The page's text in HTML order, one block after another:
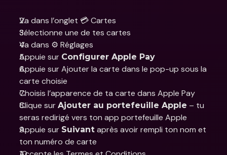
Va dans l’onglet 💳 Cartes
Sélectionne une de tes cartes
Va dans ⚙️ Réglages
Appuie sur Configurer Apple Pay
Appuie sur Ajouter la carte dans le pop-up sous la
carte choisie
Choisis l’apparence de ta carte dans Apple Pay
Clique sur Ajouter au portefeuille Apple – tu
seras redirigé vers ton app portefeuille Apple
Appuie sur Suivant après avoir rempli ton nom et
ton numéro de carte